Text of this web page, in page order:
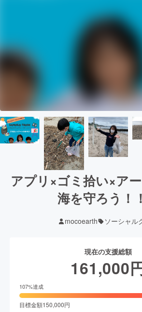
アプリ×ゴミ拾い×ア
海を守ろう！
mocoearth ソーシャル
現在の支援総額
161,000
107%達成
目標金額150,000円